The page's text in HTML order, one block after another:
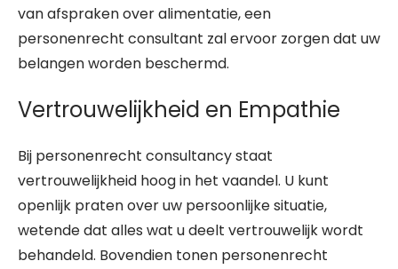
van afspraken over alimentatie, een
personenrecht consultant zal ervoor zorgen dat uw
belangen worden beschermd.
Vertrouwelijkheid en Empathie
Bij personenrecht consultancy staat
vertrouwelijkheid hoog in het vaandel. U kunt
openlijk praten over uw persoonlijke situatie,
wetende dat alles wat u deelt vertrouwelijk wordt
behandeld. Bovendien tonen personenrecht